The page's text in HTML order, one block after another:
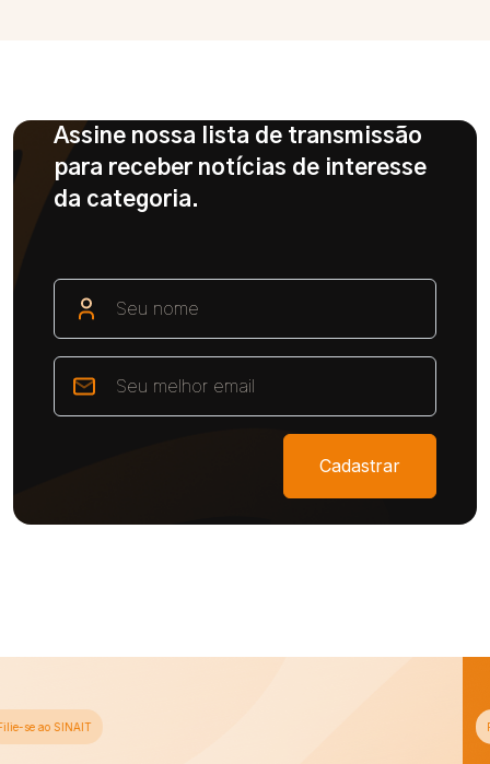
Assine nossa lista de transmissão
para receber notícias de interesse
da categoria.
Cadastrar
Filie-se ao SINAIT